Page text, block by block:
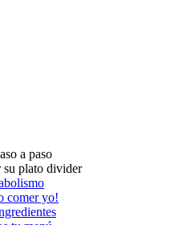
a paso
su plato divider
comer yo!